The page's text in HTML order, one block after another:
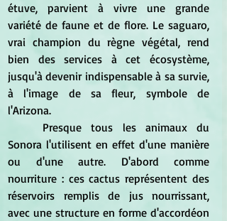
étuve, parvient à vivre une grande
variété de faune et de flore. Le saguaro,
vrai champion du règne végétal, rend
bien des services à cet écosystème,
jusqu'à devenir indispensable à sa survie,
à l'image de sa fleur, symbole de
l'Arizona.
Sonora l'utilisent en effet d'une manière
ou d'une autre. D'abord comme
nourriture : ces cactus représentent des
réservoirs remplis de jus nourrissant,
avec une structure en forme d'accordéon